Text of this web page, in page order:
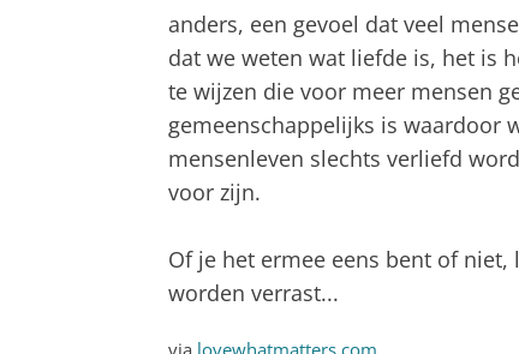
anders, een gevoel dat veel
dat we weten wat liefde is, het is
te wijzen die voor meer mensen
gemeenschappelijks is waardoor
mensenleven slechts verliefd
voor zijn.
Of je het ermee eens bent of
worden verrast...
via lovewhatmatters.com